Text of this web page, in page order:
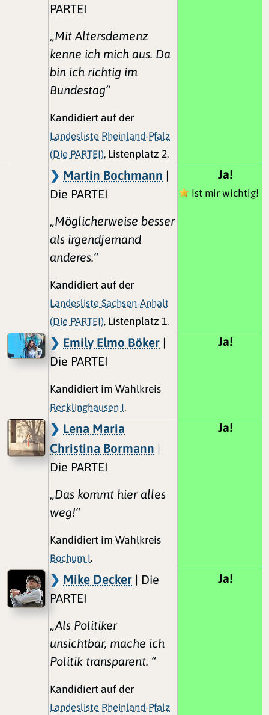
PARTEI
„Mit Altersdemenz
kenne ich mich aus. Da
bin ich richtig im
Bundestag“
Kandidiert auf der
Landesliste Rheinland-Pfalz
(Die PARTEI), Listenplatz 2.
Martin Bochmann |
Die PARTEI
„Möglicherweise besser
als irgendjemand
anderes.“
Kandidiert auf der
Landesliste Sachsen-Anhalt
(Die PARTEI), Listenplatz 1.
Ja!
Ist mir wichtig!
Emily Elmo Böker |
Die PARTEI
Kandidiert im Wahlkreis
Recklinghausen I.
Ja!
Lena Maria
Christina Bormann |
Die PARTEI
„Das kommt hier alles
weg!“
Kandidiert im Wahlkreis
Bochum I.
Ja!
Mike Decker | Die
PARTEI
„Als Politiker
unsichtbar, mache ich
Politik transparent. “
Kandidiert auf der
Landesliste Rheinland-Pfalz
Ja!